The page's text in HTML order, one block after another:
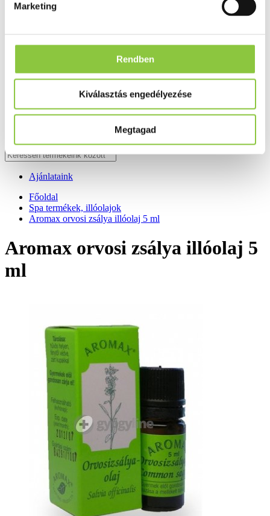
Marketing
Rendben
Kiválasztás engedélyezése
Megtagad
Műfogsor ápolás
Fogfehérítés
Teák
É́lvezeti
Gyógyteák
Könyvek
Ajánlataink
Főoldal
Spa termékek, illóolajok
Aromax orvosi zsálya illóolaj 5 ml
Aromax orvosi zsálya illóolaj 5
ml